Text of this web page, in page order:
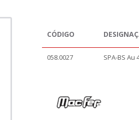
CÓDIGO
058.0027 SPA-BS Au